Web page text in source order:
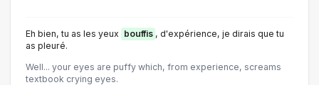
Eh bien, tu as les yeux bouffis , d'expérience, je dirais que tu
as pleuré.
Well... your eyes are puffy which, from experience, screams
textbook crying eyes.